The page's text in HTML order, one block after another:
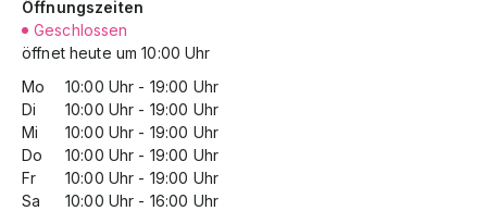
Öffnungszeiten
Geschlossen
öffnet heute um 10:00 Uhr
Mo
10:00 Uhr - 19:00 Uhr
Di
10:00 Uhr - 19:00 Uhr
Mi
10:00 Uhr - 19:00 Uhr
Do
10:00 Uhr - 19:00 Uhr
Fr
10:00 Uhr - 19:00 Uhr
Sa
10:00 Uhr - 16:00 Uhr